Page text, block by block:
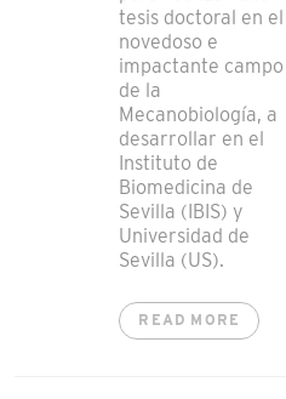
tesis doctoral en el
novedoso e
impactante campo
de la
Mecanobiología, a
desarrollar en el
Instituto de
Biomedicina de
Sevilla (IBIS) y
Universidad de
Sevilla (US).
READ MORE